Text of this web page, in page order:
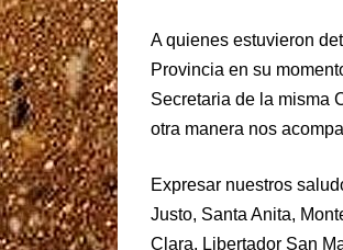
A quienes estuvieron
Provincia en su
Secretaria de la misma
otra manera nos
Expresar nuestros
Justo, Santa Anita,
Clara, Libertador San